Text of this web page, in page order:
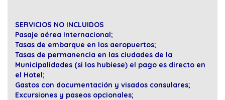
SERVICIOS NO INCLUIDOS
Pasaje aérea Internacional;
Tasas de embarque en los aeropuertos;
Tasas de permanencia en las ciudades de la
Municipalidades (si los hubiese) el pago es directo en
el Hotel;
Gastos con documentación y visados consulares;
Excursiones y paseos opcionales;